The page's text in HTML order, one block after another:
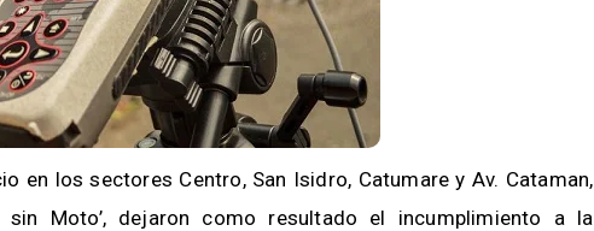
en los sectores Centro, San Isidro, Catumare y Av. Cataman,
Moto’, dejaron como resultado el incumplimiento a la